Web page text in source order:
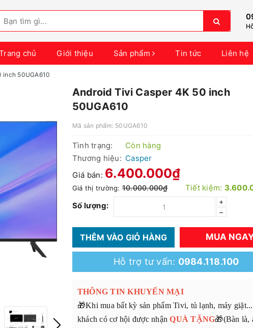
chủ Giới thiệu Sản phẩm Tin tức Liên hệ
inch 50UGA610
Android Tivi Casper 4K 50 inch
50UGA610
Mã sản phẩm: 50UGA610
Tình trạng:
Còn hàng
Thương hiệu: Casper
Giá bán: 6.400.000₫
Giá thị trường:10.000.000₫ Tiết kiệm:
Số lượng:
+
–
THÊM VÀO GIỎ HÀNG MUA
Hỗ trợ tư vấn: 0984.118.100
THÔNG TIN KHUYẾN MẠI
🎁Khi mua bất kỳ sản phẩm Tivi, tủ lạnh, máy
khách có cơ hội được nhậnQUÀ TẶNG🎁(Bàn là,